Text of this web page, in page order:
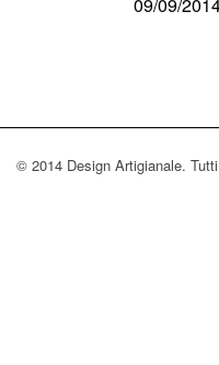
© 2014 Design Artigianale.